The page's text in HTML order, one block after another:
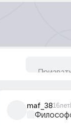
maf_3816лет